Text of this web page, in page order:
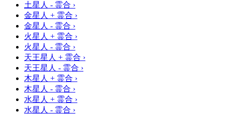
土星人 - 霊合 ›
金星人 + 霊合 ›
金星人 - 霊合 ›
火星人 + 霊合 ›
火星人 - 霊合 ›
天王星人 + 霊合 ›
天王星人 - 霊合 ›
木星人 + 霊合 ›
木星人 - 霊合 ›
水星人 + 霊合 ›
水星人 - 霊合 ›